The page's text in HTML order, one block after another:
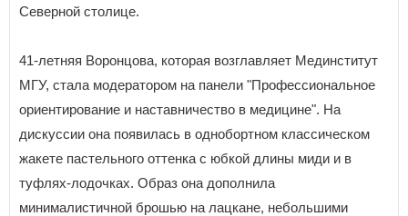
Северной столице.
41-летняя Воронцова, которая возглавляет Мединститут
МГУ, стала модератором на панели "Профессиональное
ориентирование и наставничество в медицине". На
дискуссии она появилась в однобортном классическом
жакете пастельного оттенка с юбкой длины миди и в
туфлях-лодочках. Образ она дополнила
минималистичной брошью на лацкане, небольшими